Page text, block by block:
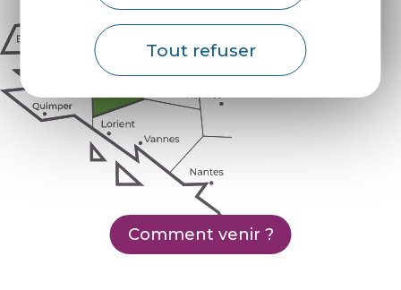
Tout refuser
Comment venir ?